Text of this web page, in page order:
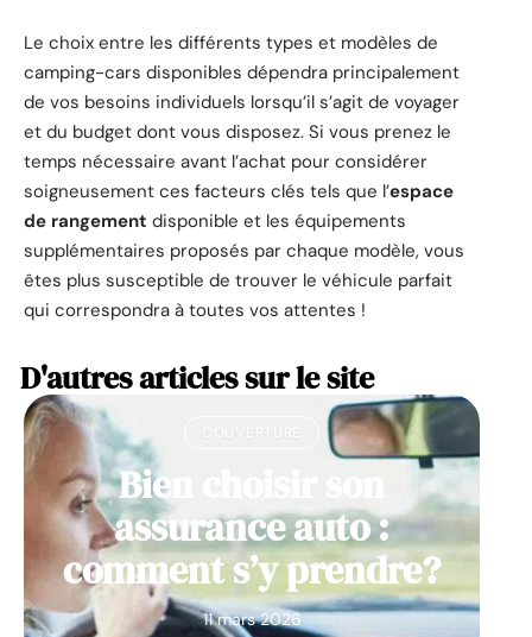
Le choix entre les différents types et modèles de
camping-cars disponibles dépendra principalement
de vos besoins individuels lorsqu’il s’agit de voyager
et du budget dont vous disposez. Si vous prenez le
temps nécessaire avant l’achat pour considérer
soigneusement ces facteurs clés tels que l’espace
de rangement disponible et les équipements
supplémentaires proposés par chaque modèle, vous
êtes plus susceptible de trouver le véhicule parfait
qui correspondra à toutes vos attentes !
D'autres articles sur le site
Bien choisir son
assurance auto :
comment s’y prendre?
11 mars 2026